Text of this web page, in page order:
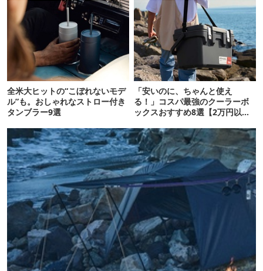
全米大ヒットの“こぼれないモデ
ル”も。おしゃれなストロー付き
タンブラー9選
「安いのに、ちゃんと使え
る！」コスパ最強のクーラーボ
ックスおすすめ8選【2万円以